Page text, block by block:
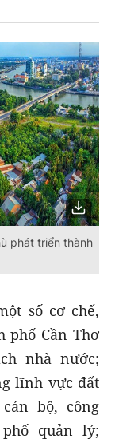
phát triển thành
số cơ chế,
phố Cần Thơ
nhà nước;
lĩnh vực đất
bộ, công
quản lý;